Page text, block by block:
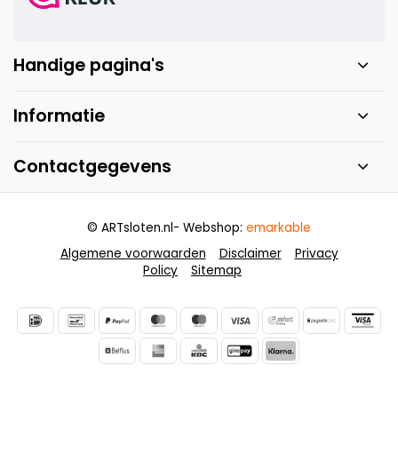
Handige pagina's
Informatie
Contactgegevens
Algemene voorwaarden Disclaimer
Privacy
Policy
Sitemap
© ARTsloten.nl- Webshop: emarkable